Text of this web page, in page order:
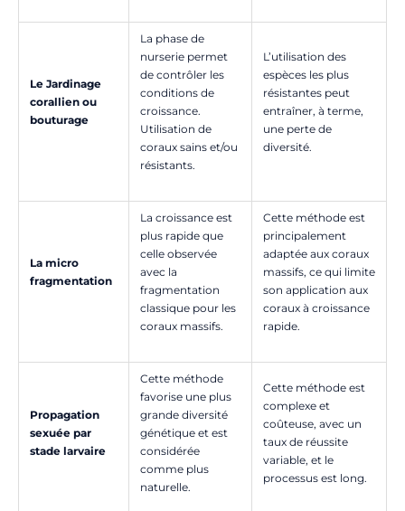
Le Jardinage
corallien ou
bouturage
La phase de
nurserie permet
de contrôler les
conditions de
croissance.
Utilisation de
coraux sains et/ou
résistants.
L’utilisation des
espèces les plus
résistantes peut
entraîner, à terme,
une perte de
diversité.
La micro
fragmentation
La croissance est
plus rapide que
celle observée
avec la
fragmentation
classique pour les
coraux massifs.
Cette méthode est
principalement
adaptée aux coraux
massifs, ce qui limite
son application aux
coraux à croissance
rapide.
Propagation
sexuée par
stade larvaire
Cette méthode
favorise une plus
grande diversité
génétique et est
considérée
comme plus
naturelle.
Cette méthode est
complexe et
coûteuse, avec un
taux de réussite
variable, et le
processus est long.